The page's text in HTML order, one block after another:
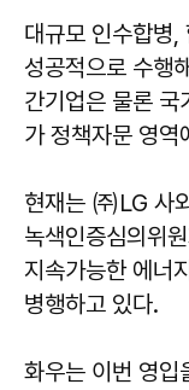
대규모 인수합병,
성공적으로 수행
간기업은 물론 국
가 정책자문 영역
현재는 ㈜LG 사
녹색인증심의위
지속가능한 에너
병행하고 있다.
화우는 이번 영입